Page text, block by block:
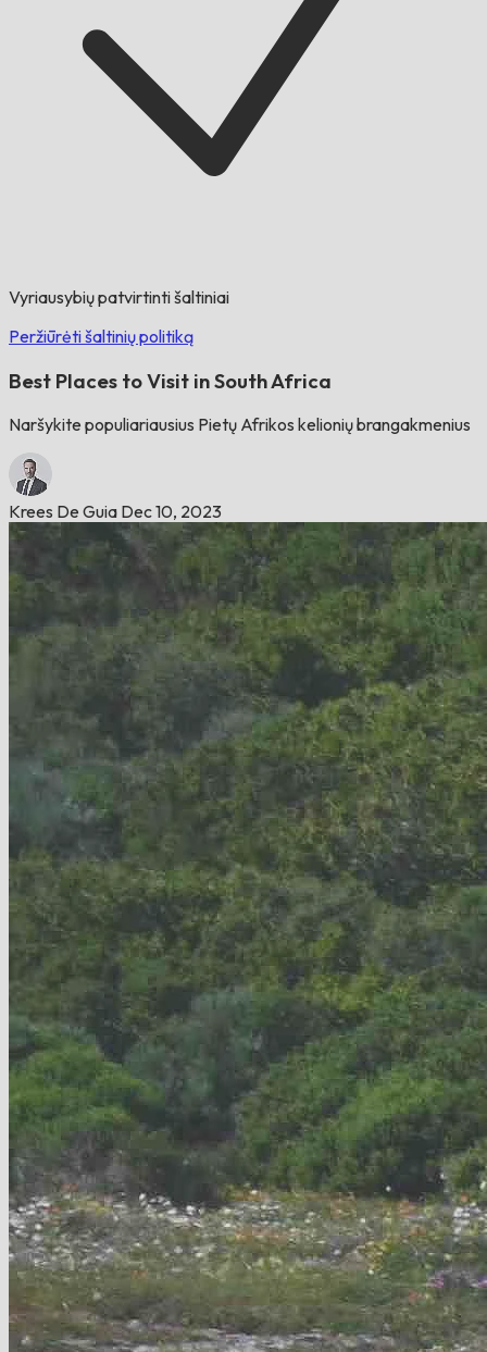
Vyriausybių patvirtinti šaltiniai
Peržiūrėti šaltinių politiką
Best Places to Visit in South Africa
Naršykite populiariausius Pietų Afrikos kelionių brangakmenius
Krees De Guia Dec 10, 2023